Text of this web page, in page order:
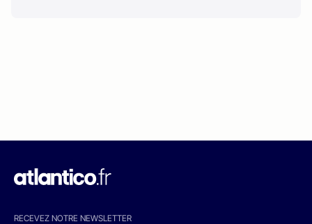
RECEVEZ NOTRE NEWSLETTER